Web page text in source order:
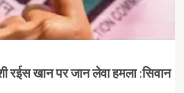
रईस खान पर जान लेवा हमला :सिवान